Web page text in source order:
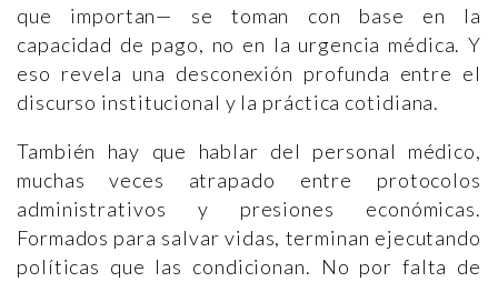
que importan— se toman con base en la
capacidad de pago, no en la urgencia médica. Y
eso revela una desconexión profunda entre el
discurso institucional y la práctica cotidiana.
También hay que hablar del personal médico,
muchas veces atrapado entre protocolos
administrativos y presiones económicas.
Formados para salvar vidas, terminan ejecutando
políticas que las condicionan. No por falta de